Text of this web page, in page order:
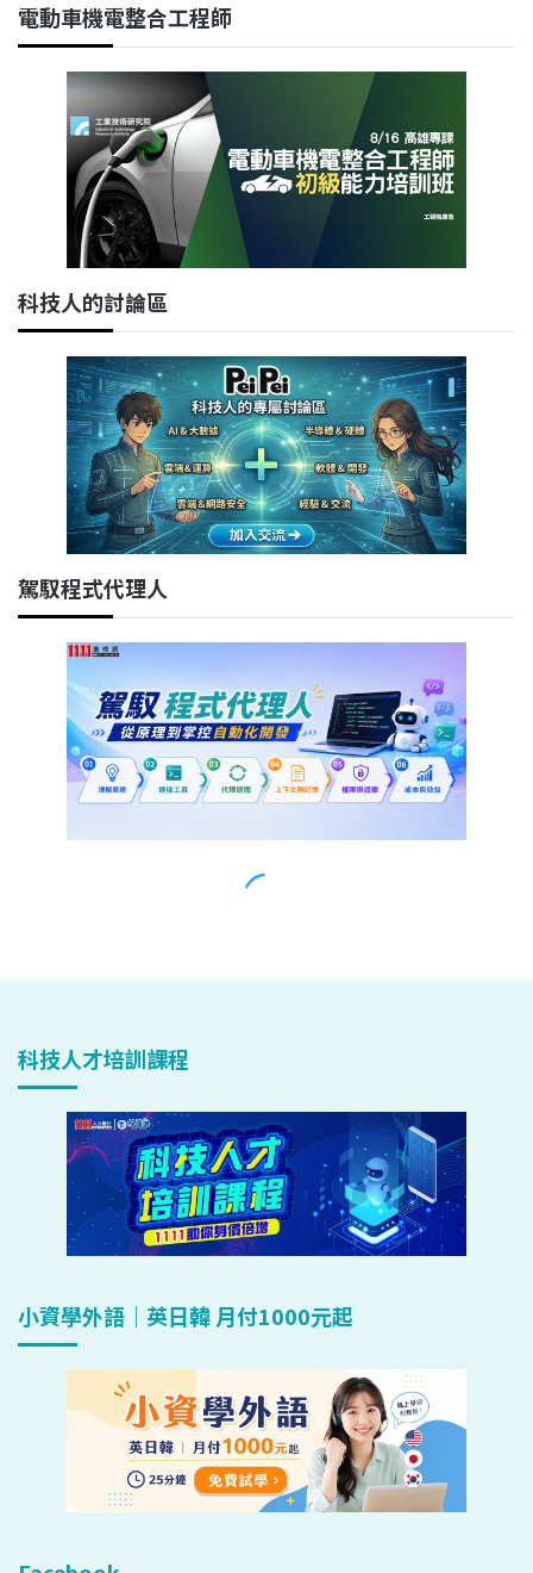
科技人才培訓課程
小資學外語｜英日韓 月付1000元起